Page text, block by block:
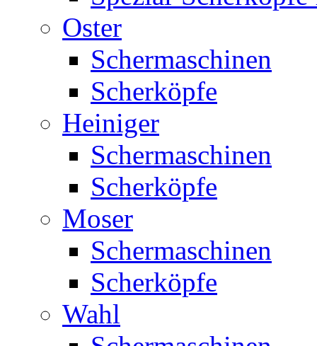
Oster
Schermaschinen
Scherköpfe
Heiniger
Schermaschinen
Scherköpfe
Moser
Schermaschinen
Scherköpfe
Wahl